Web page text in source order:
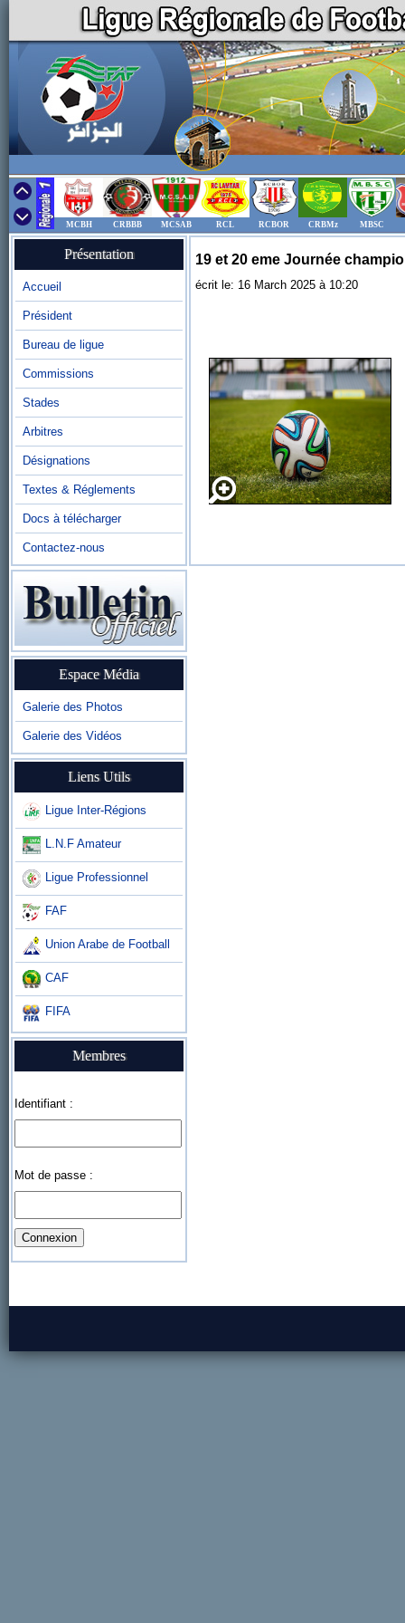
MCBH CRBBB MCSAB RCL RCBOR CRBMz MBSC
Présentation
Accueil
Président
Bureau de ligue
Commissions
Stades
Arbitres
Désignations
Textes & Réglements
Docs à télécharger
Contactez-nous
Espace Média
Galerie des Photos
Galerie des Vidéos
Liens Utils
Ligue Inter-Régions
L.N.F Amateur
Ligue Professionnel
FAF
Union Arabe de Football
CAF
FIFA
Membres
Identifiant :
Mot de passe :
19 et 20 eme Journée
écrit le: 16 March 2025 à 10:20